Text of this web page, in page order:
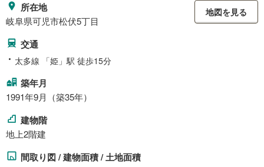
所在地
岐阜県可児市松伏5丁目
地図を見る
交通
太多線 「姫」駅 徒歩15分
築年月
1991年9月（築35年）
建物階
地上2階建
間取り図 / 建物面積 / 土地面積